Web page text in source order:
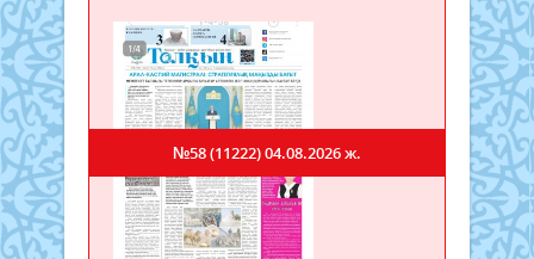
№58 (11222)04.08.2026 ж.